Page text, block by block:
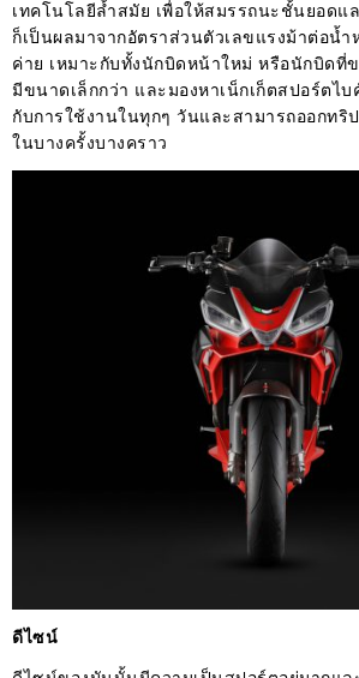
เทคโนโลยีล้ำสมัย เพื่อให้สมรรถนะชั้นยอด
ก็เป็นผลมาจากอัตราส่วนตัวเลขแรงม้าต่อน้ำ
ค่าย เหมาะกับทั้งนักบิดหน้าใหม่ หรือนักบิดที่
มีขนาดเล็กกว่า และมองหาเน็กเก็ตสปอร์ตไ
กับการใช้งานในทุกๆ วันและสามารถออกทริ
ในบางครั้งบางคราว
ดีไซน์